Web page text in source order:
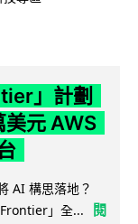
」計劃
元 AWS
AI 構思落地？
」全...
閱